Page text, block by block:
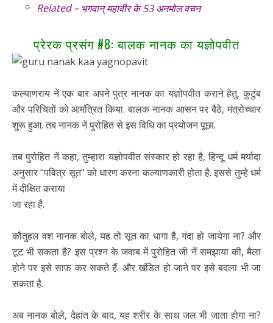
Related – भगवान् महावीर के 53 अनमोल वचन
प्रेरक प्रसंग #8: बालक नानक का यज्ञोपवीत
कल्याणराय नें एक बार अपने पुत्र नानक का यज्ञोपवीत कराने हेतु, कुटुंब
और परिचितों को आमंत्रित किया. बालक नानक आसन पर बैठे, मंत्रोच्चार
शुरू हुआ. तब नानक नें पुरोहित से इस विधि का प्रयोजन पूछा.
तब पुरोहित नें कहा, तुम्हारा यज्ञोपवीत संस्कार हो रहा है, हिन्दू धर्म मर्यादा
अनुसार “पवित्र सूत” को धारण करना कल्याणकारी होता है. इससे तुम्हे धर्म
में दीक्षित कराया
जा रहा है.
कौतुहल वश नानक बोले, यह तो सूत का धागा है, गंदा हो जायेगा ना? और
टूट भी सकता है? इस प्रश्न के जवाब में पुरोहित जी नें समझाया की, मैला
होने पर इसे साफ़ कर सकते हैं. और खंडित हो जाने पर इसे बदला भी जा
सकता है.
अब नानक बोले, देहांत के बाद, यह शरीर के साथ जल भी जाता होगा ना?